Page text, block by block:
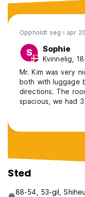
Oppholdt seg i apr
S Sophie
Kvinnelig,
Mr. Kim was very
both with luggage
directions. The
spacious, we had
open at the same
floor. The
needed and was
parking was easy
10-15 min walk
city with
We enjoyed our
Sted
88-54, 53-gil,